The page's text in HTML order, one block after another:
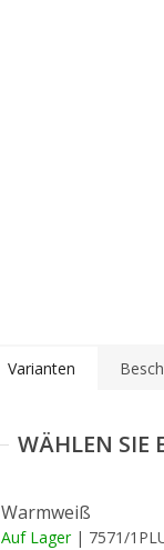
Varianten
Warmweiß
Auf Lager | 7571/